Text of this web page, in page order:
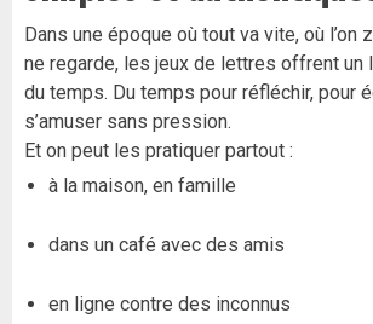
Dans une époque où tout va vite, où l’on
ne regarde, les jeux de lettres offrent un
du temps. Du temps pour réfléchir, pour
s’amuser sans pression.
Et on peut les pratiquer partout :
à la maison, en famille
dans un café avec des amis
en ligne contre des inconnus